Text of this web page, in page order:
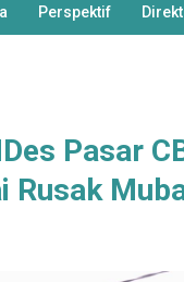
Perspektif
Pasar
Rusak